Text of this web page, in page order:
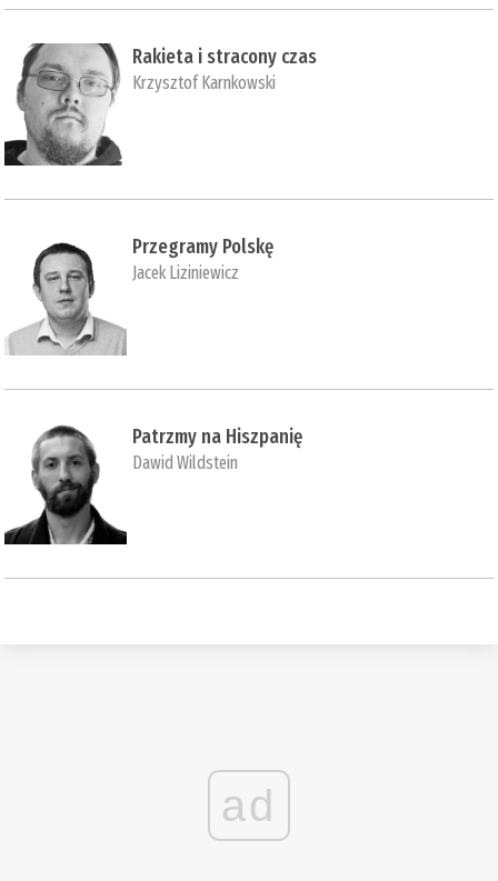
Rakieta i stracony czas
Krzysztof Karnkowski
Przegramy Polskę
Jacek Liziniewicz
Patrzmy na Hiszpanię
Dawid Wildstein
ad